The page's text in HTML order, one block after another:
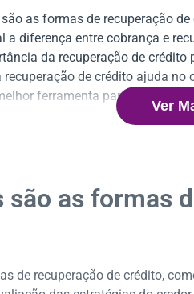
as formas de recuperação de
a diferença entre cobrança e
da recuperação de crédito
recuperação de crédito ajuda no
ferramenta para fazer a
de se proteger frente ao
Ver
são as formas
de recuperação de crédito,